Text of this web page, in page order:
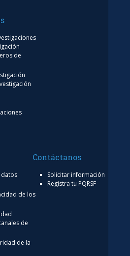
de
de los
de
de la
Contáctanos
Solicitar información
Registra tu PQRSF